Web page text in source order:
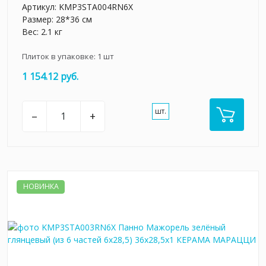
Артикул: KMP3STA004RN6X
Размер: 28*36 см
Вес: 2.1 кг
Плиток в упаковке: 1 шт
1 154.12 руб.
– + шт.
НОВИНКА